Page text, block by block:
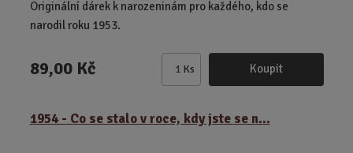
Originální dárek k narozeninám pro každého, kdo se
narodil roku 1953.
89,00 Kč
Z
ě
n
Ks Koupit
1954 - Co se stalo v roce, kdy jste se n...